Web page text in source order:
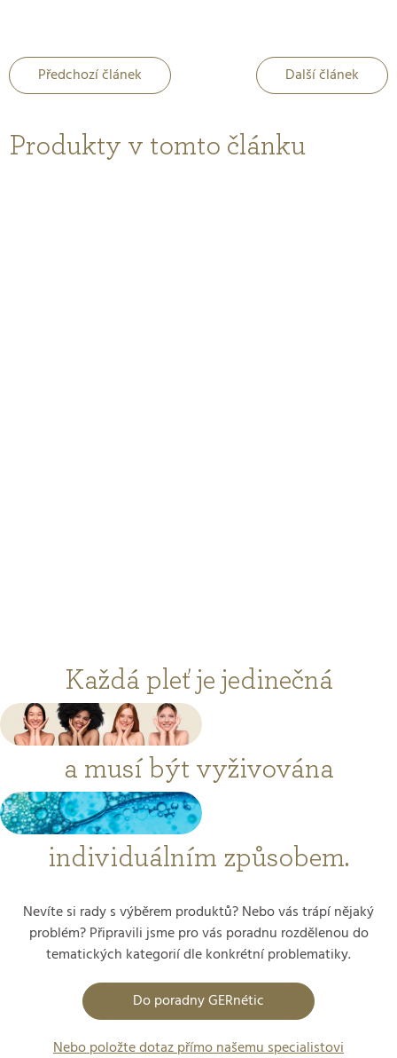
Předchozí článek Další článek
Produkty v tomto článku
Každá pleť je jedinečná
a musí být vyživována
individuálním způsobem.
Nevíte si rady s výběrem produktů? Nebo vás trápí nějaký
problém? Připravili jsme pro vás poradnu rozdělenou do
tematických kategorií dle konkrétní problematiky.
Do poradny GERnétic
Nebo položte dotaz přímo našemu specialistovi